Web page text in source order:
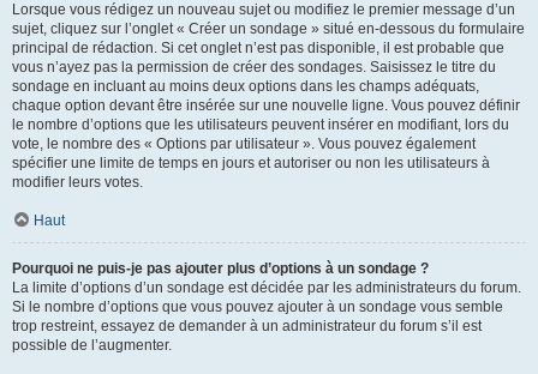
Lorsque vous rédigez un nouveau sujet ou modifiez le premier message d’un
sujet, cliquez sur l’onglet « Créer un sondage » situé en-dessous du formulaire
principal de rédaction. Si cet onglet n’est pas disponible, il est probable que
vous n’ayez pas la permission de créer des sondages. Saisissez le titre du
sondage en incluant au moins deux options dans les champs adéquats,
chaque option devant être insérée sur une nouvelle ligne. Vous pouvez définir
le nombre d’options que les utilisateurs peuvent insérer en modifiant, lors du
vote, le nombre des « Options par utilisateur ». Vous pouvez également
spécifier une limite de temps en jours et autoriser ou non les utilisateurs à
modifier leurs votes.
Haut
Pourquoi ne puis-je pas ajouter plus d’options à un sondage ?
La limite d’options d’un sondage est décidée par les administrateurs du forum.
Si le nombre d’options que vous pouvez ajouter à un sondage vous semble
trop restreint, essayez de demander à un administrateur du forum s’il est
possible de l’augmenter.